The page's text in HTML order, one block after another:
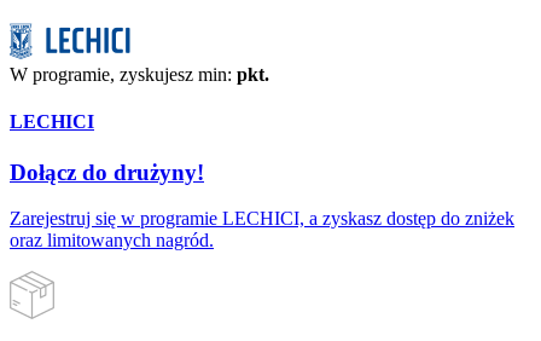
W programie, zyskujesz min: pkt.
LECHICI
Dołącz do drużyny!
Zarejestruj się w programie LECHICI, a zyskasz dostęp do zniżek
oraz limitowanych nagród.